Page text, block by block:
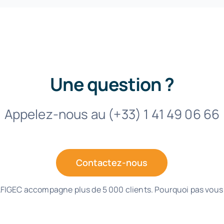
Une question ?
Appelez-nous au (+33) 1 41 49 06 66
Contactez-nous
accompagne plus de 5 000 clients. Pourquoi pas vous